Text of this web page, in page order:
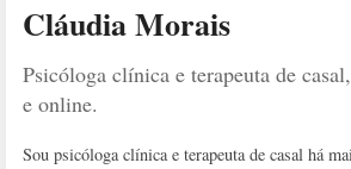
Cláudia Morais
Psicóloga clínica e terapeuta de
e online.
Sou psicóloga clínica e terapeuta de casal há